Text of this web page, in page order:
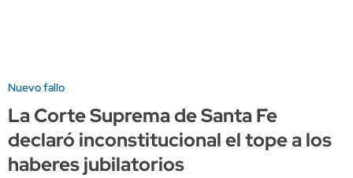
Nuevo fallo
La Corte Suprema de Santa Fe
declaró inconstitucional el tope a los
haberes jubilatorios